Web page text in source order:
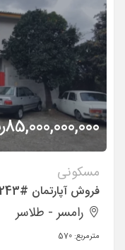
85,000,000,000
مسکونی
فروش آپارتمان #243
رامسر - طلاسر
مترمربع: 570